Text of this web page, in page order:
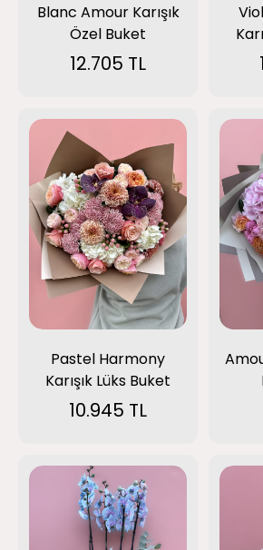
Blanc Amour Karışık
Özel Buket
12.705 TL
Pastel Harmony
Karışık Lüks Buket
10.945 TL